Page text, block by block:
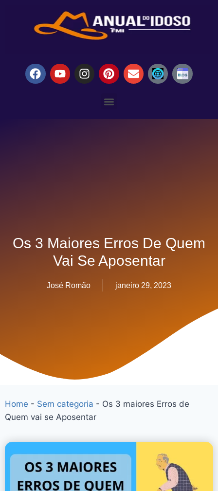
Os 3 Maiores Erros De Quem
Vai Se Aposentar
José Romão janeiro 29, 2023
Home - Sem categoria - Os 3 maiores Erros de
Quem vai se Aposentar